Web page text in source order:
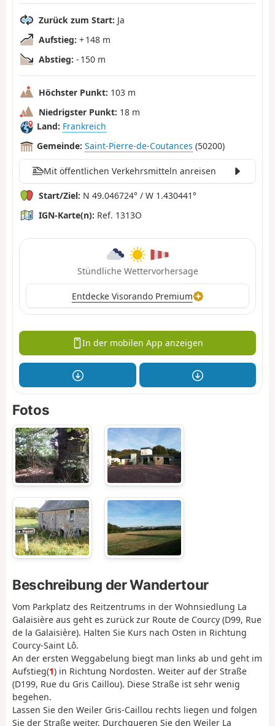
Zurück zum Start: Ja
Aufstieg: + 148 m
Abstieg: - 150 m
Höchster Punkt: 103 m
Niedrigster Punkt: 18 m
Land: Frankreich
Gemeinde: Saint-Pierre-de-Coutances (50200)
Mit öffentlichen Verkehrsmitteln anreisen
Start/Ziel: N 49.046724° / W 1.430441°
IGN-Karte(n): Ref. 1313O
Stündliche Wettervorhersage
Entdecke Visorando Premium
In der mobilen App anzeigen
Fotos
Beschreibung der Wandertour
Vom Parkplatz des Reitzentrums in der Wohnsiedlung La
Galaisière aus geht es zurück zur Route de Courcy (D99, Rue
de la Galaisière). Halten Sie Kurs nach Osten in Richtung
Courcy-Saint Lô.
An der ersten Weggabelung biegt man links ab und geht im
Aufstieg(1) in Richtung Nordosten. Weiter auf der Straße
(D199, Rue du Gris Caillou). Diese Straße ist sehr wenig
begehen.
Lassen Sie den Weiler Gris-Caillou rechts liegen und folgen
Sie der Straße weiter. Durchqueren Sie den Weiler La